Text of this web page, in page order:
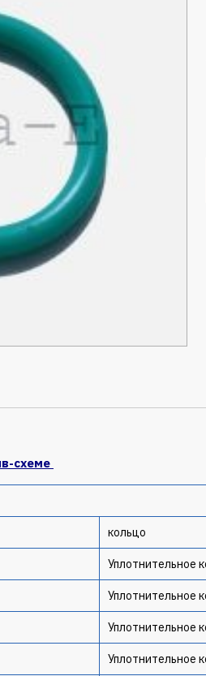
схеме
кольцо
Уплотнительное
Уплотнительное
Уплотнительное
Уплотнительное